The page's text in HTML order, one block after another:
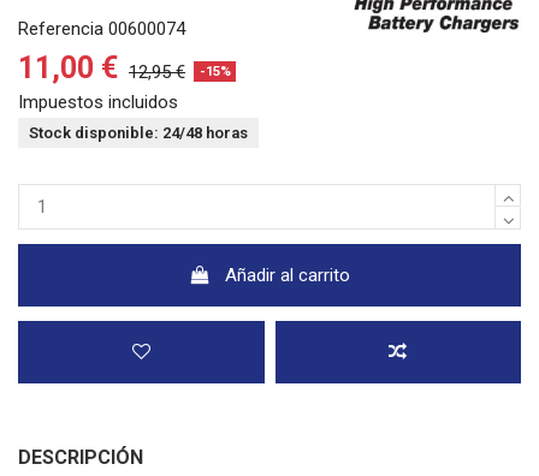
Referencia 00600074
11,00 € 12,95 € -15%
Impuestos incluidos
Stock disponible: 24/48 horas
Añadir al carrito
DESCRIPCIÓN